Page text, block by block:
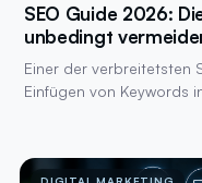
SEO Guide 2026:
unbedingt
Einer der verbreitetsten
Einfügen von Keywords
DIGITAL MARKETING